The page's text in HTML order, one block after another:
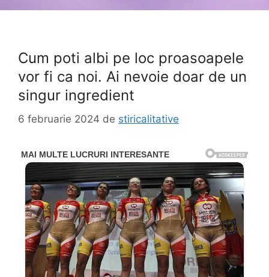
Cum poti albi pe loc proasoapele
vor fi ca noi. Ai nevoie doar de un
singur ingredient
6 februarie 2024 de stiricalitative